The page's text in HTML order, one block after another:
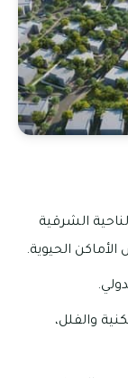
الشرقية
الحيوية.
والفلل،